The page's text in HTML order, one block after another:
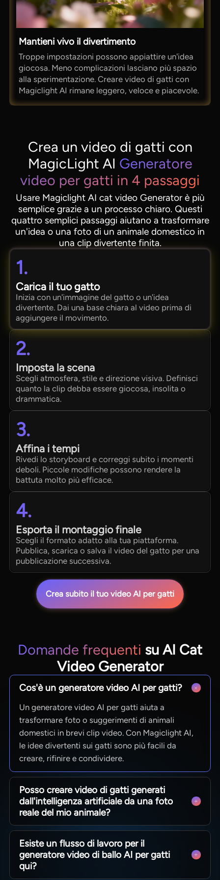
Mantieni vivo il divertimento
Troppe impostazioni possono appiattire un'idea
giocosa. Meno complicazioni lasciano più spazio
alla sperimentazione. Creare video di gatti con
Magiclight AI rimane leggero, veloce e piacevole.
Crea un video di gatti con
MagicLight AI Generatore
video per gatti in 4 passaggi
Usare Magiclight AI cat video Generator è più
semplice grazie a un processo chiaro. Questi
quattro semplici passaggi aiutano a trasformare
un'idea o una foto di un animale domestico in
una clip divertente finita.
1.
Carica il tuo gatto
Inizia con un'immagine del gatto o un'idea
divertente. Dai una base chiara al video prima di
aggiungere il movimento.
2.
Imposta la scena
Scegli atmosfera, stile e direzione visiva. Definisci
quanto la clip debba essere giocosa, insolita o
drammatica.
3.
Affina i tempi
Rivedi lo storyboard e correggi subito i momenti
deboli. Piccole modifiche possono rendere la
battuta molto più efficace.
4.
Esporta il montaggio finale
Scegli il formato adatto alla tua piattaforma.
Pubblica, scarica o salva il video del gatto per una
pubblicazione successiva.
Crea subito il tuo video AI per gatti
Domande frequenti su AI Cat
Video Generator
Cos'è un generatore video AI per gatti?
Un generatore video AI per gatti aiuta a
trasformare foto o suggerimenti di animali
domestici in brevi clip video. Con Magiclight AI,
le idee divertenti sui gatti sono più facili da
creare, rifinire e condividere.
Posso creare video di gatti generati
dall'intelligenza artificiale da una foto
reale del mio animale?
Sì, puoi caricare un'immagine reale del gatto e
animarla. Magiclight AI è perfetto per meme, reel
e post di storie giocose.
Esiste un flusso di lavoro per il
generatore video di ballo AI per gatti
qui?